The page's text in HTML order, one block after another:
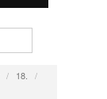
/ 18.
/